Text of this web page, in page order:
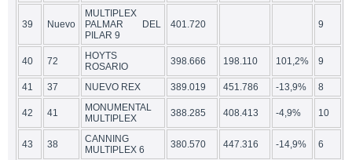
39 Nuevo
MULTIPLEX
PALMAR DEL
PILAR 9
401.720 9
40 72
HOYTS
ROSARIO
398.666 198.110 101,2% 9
41 37 NUEVO REX 389.019 451.786 -13,9% 8
42 41
MONUMENTAL
MULTIPLEX
388.285 408.413 -4,9% 10
43 38
CANNING
MULTIPLEX 6
380.570 447.316 -14,9% 6